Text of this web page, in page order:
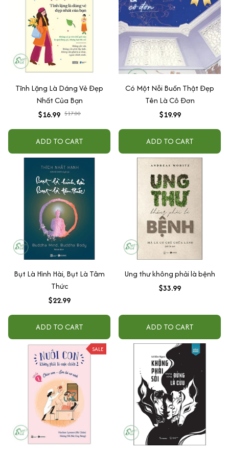
Tĩnh Lặng Là Dáng Vẻ Đẹp
Nhất Của Bạn
$16.99 $17.00
ADD TO CART
Có Một Nỗi Buồn Thật Đẹp
Tên Là Cô Đơn
$19.99
ADD TO CART
Bụt Là Hình Hài, Bụt Là Tâm
Thức
$22.99
ADD TO CART
Ung thư không phải là bệnh
$33.99
ADD TO CART
SALE